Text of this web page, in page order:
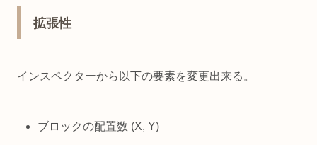
拡張性
インスペクターから以下の要素を変更出来る。
ブロックの配置数 (X, Y)